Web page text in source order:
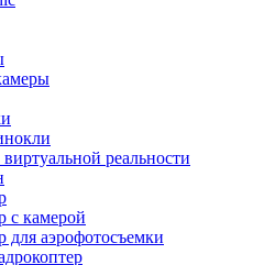
реальности
с камерой
для аэрофотосъемки